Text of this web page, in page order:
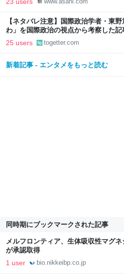
23 users
【ネタバレ注意】国際政治学者・東
わ」を国際政治の視点から考察した
なる
25 users togetter.com
新着記事 - エンタメをもっと読む
同時期にブックマークされた記事
メルフロンティア、生体吸収性マグ
が承認取得
1 user bio.nikkeibp.co.jp